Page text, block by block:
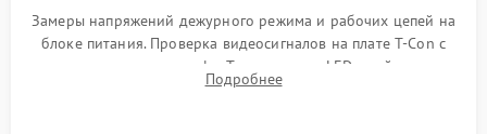
Замеры напряжений дежурного режима и рабочих цепей на
блоке питания. Проверка видеосигналов на плате T-Con с
помощью осциллографа. Тестирование LED-драйвера и
светодиодных планок подсветки мультиметром.
Подробнее